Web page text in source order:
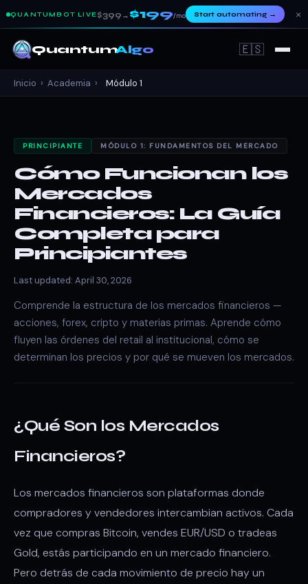
QUANTUMBOT LIVE $399 → $199/mo Start automating→ ×
QuantumAlgo 🇪🇸
Inicio › Academia › Módulo 1
PRINCIPIANTE MÓDULO 1: FUNDAMENTOS DEL MERCADO
Cómo Funcionan los
Mercados
Financieros: La Guía
Completa para
Principiantes
Last updated: April 30, 2026
Comprende la estructura de los mercados financieros —
acciones, forex, cripto y materias primas. Aprende cómo
fluyen las órdenes del retail al institucional, cómo se
determinan los precios y por qué se mueven los mercados.
¿Qué Son los Mercados
Financieros?
Los mercados financieros son plataformas donde
compradores y vendedores intercambian activos. Cada
vez que compras Bitcoin, vendes EUR/USD o tradeas
Gold, estás participando en un mercado financiero.
Pero detrás de cada movimiento de precio hay un